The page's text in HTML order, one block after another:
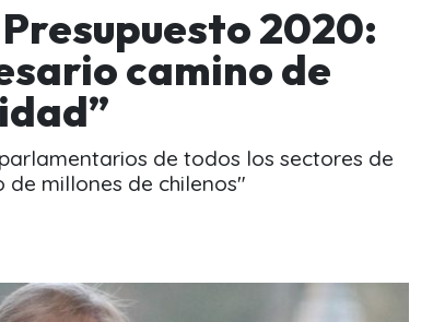
2020:
camino de
de todos los sectores de
millones de chilenos"